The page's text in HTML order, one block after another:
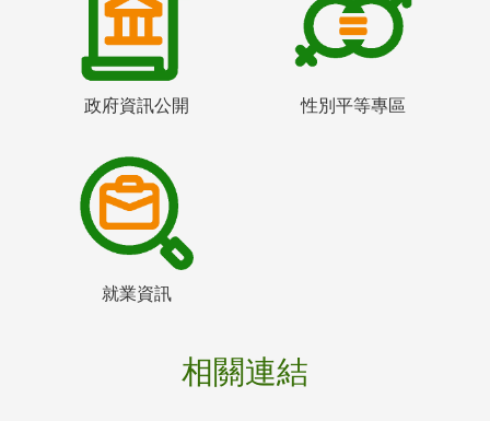
政府資訊公開 性別平等專區
就業資訊
相關連結